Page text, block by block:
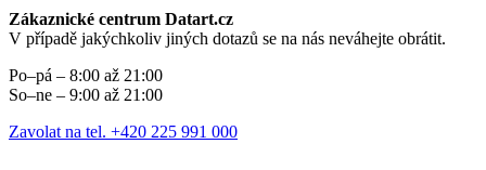
Zákaznické centrum Datart.cz
V případě jakýchkoliv jiných dotazů se na nás neváhejte obrátit.
Po–pá – 8:00 až 21:00
So–ne – 9:00 až 21:00
Zavolat na tel. +420 225 991 000